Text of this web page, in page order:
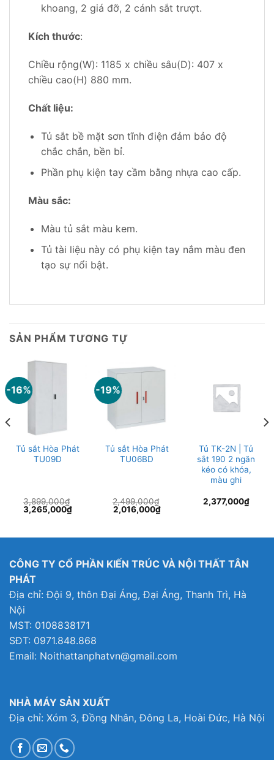
khoang, 2 giá đỡ, 2 cánh sắt trượt.
Kích thước:
Chiều rộng(W): 1185 x chiều sâu(D): 407 x
chiều cao(H) 880 mm.
Chất liệu:
Tủ sắt bề mặt sơn tĩnh điện đảm bảo độ
chắc chắn, bền bỉ.
Phần phụ kiện tay cầm bằng nhựa cao cấp.
Màu sắc:
Màu tủ sắt màu kem.
Tủ tài liệu này có phụ kiện tay nắm màu đen
tạo sự nổi bật.
SẢN PHẨM TƯƠNG TỰ
-16%
Tủ sắt Hòa Phát
TU09D
3,899,000₫
Giá
gốc
3,265,000₫Giá
hiện
3,265,000₫.
-19%
Tủ sắt Hòa Phát
TU06BD
2,499,000₫
Giá
gốc
2,016,000₫Giá
hiện
2,016,000₫.
Tủ TK-2N | Tủ
sắt 190 2 ngăn
kéo có khóa,
màu ghi
2,377,000₫
CÔNG TY CỔ PHẦN KIẾN TRÚC VÀ NỘI THẤT TÂN
PHÁT
Địa chỉ: Đội 9, thôn Đại Áng, Đại Áng, Thanh Trì, Hà
Nội
MST: 0108838171
SĐT: 0971.848.868
Email: Noithattanphatvn@gmail.com
NHÀ MÁY SẢN XUẤT
Địa chỉ: Xóm 3, Đồng Nhân, Đông La, Hoài Đức, Hà Nội